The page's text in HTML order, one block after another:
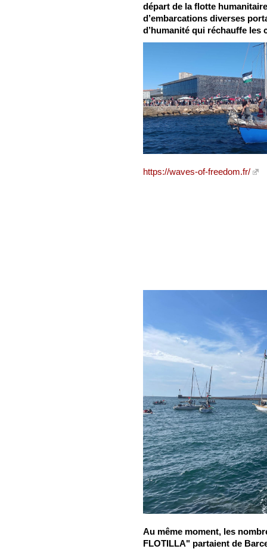
départ de la flotte
d’embarcations diverses
d’humanité qui réchauffe les
https://waves-of-freedom.fr/
Au même moment, les
FLOTILLA" partaient de